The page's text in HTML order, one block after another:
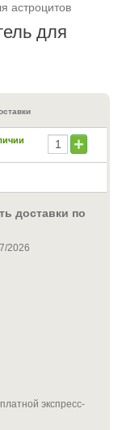
астроцитов
для
доставки по
2026
экспресс-